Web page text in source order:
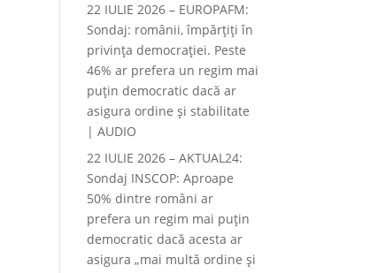
22 IULIE 2026 – EUROPAFM:
Sondaj: românii, împărțiți în
privința democrației. Peste
46% ar prefera un regim mai
puțin democratic dacă ar
asigura ordine și stabilitate
| AUDIO
22 IULIE 2026 – AKTUAL24:
Sondaj INSCOP: Aproape
50% dintre români ar
prefera un regim mai puțin
democratic dacă acesta ar
asigura „mai multă ordine și